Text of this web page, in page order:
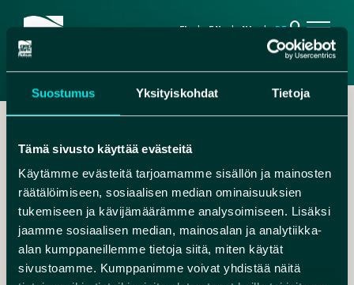
Suostumus Yksityiskohdat Tietoja
Tämä sivusto käyttää evästeitä
Käytämme evästeitä tarjoamamme sisällön ja mainosten
räätälöimiseen, sosiaalisen median ominaisuuksien
tukemiseen ja kävijämäärämme analysoimiseen. Lisäksi
jaamme sosiaalisen median, mainosalan ja analytiikka-
alan kumppaneillemme tietoja siitä, miten käytät
sivustoamme. Kumppanimme voivat yhdistää näitä
FI EN NL DEsearch
,
RITA@NATUREST.FI
+358 40 8274 530